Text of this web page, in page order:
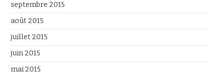
septembre 2015
août 2015
juillet 2015
juin 2015
mai 2015